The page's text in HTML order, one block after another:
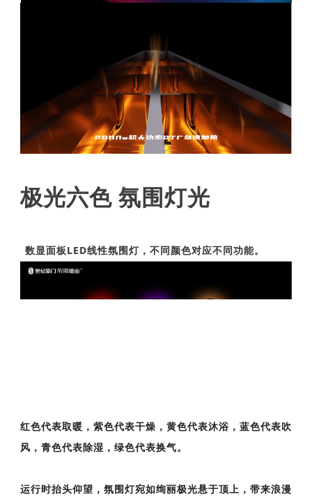
极光六色 氛围灯光
数显面板LED线性氛围灯，不同颜色对应不同功能。
红色代表取暖，紫色代表干燥，黄色代表沐浴，蓝色代表吹
风，青色代表除湿，绿色代表换气。
运行时抬头仰望，氛围灯宛如绚丽极光悬于顶上，带来浪漫